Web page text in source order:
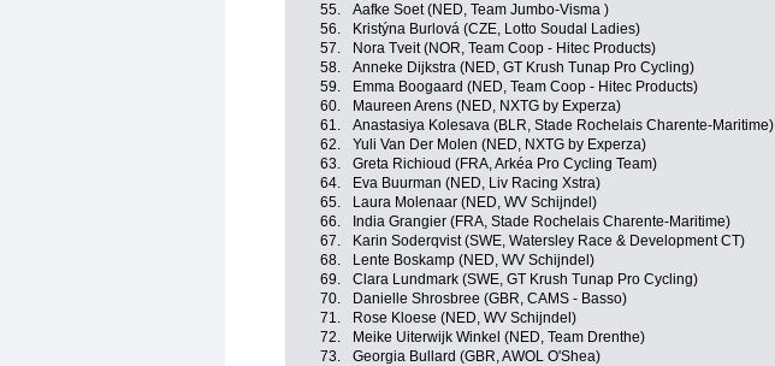
55.
Aafke Soet (NED, Team Jumbo-Visma )
56.
Kristýna Burlová (CZE, Lotto Soudal Ladies)
57.
Nora Tveit (NOR, Team Coop - Hitec Products)
58.
Anneke Dijkstra (NED, GT Krush Tunap Pro Cycling)
59.
Emma Boogaard (NED, Team Coop - Hitec Products)
60.
Maureen Arens (NED, NXTG by Experza)
61.
Anastasiya Kolesava (BLR, Stade Rochelais Charente-Maritime)
62.
Yuli Van Der Molen (NED, NXTG by Experza)
63.
Greta Richioud (FRA, Arkéa Pro Cycling Team)
64.
Eva Buurman (NED, Liv Racing Xstra)
65.
Laura Molenaar (NED, WV Schijndel)
66.
India Grangier (FRA, Stade Rochelais Charente-Maritime)
67.
Karin Soderqvist (SWE, Watersley Race & Development CT)
68.
Lente Boskamp (NED, WV Schijndel)
69.
Clara Lundmark (SWE, GT Krush Tunap Pro Cycling)
70.
Danielle Shrosbree (GBR, CAMS - Basso)
71.
Rose Kloese (NED, WV Schijndel)
72.
Meike Uiterwijk Winkel (NED, Team Drenthe)
73.
Georgia Bullard (GBR, AWOL O'Shea)